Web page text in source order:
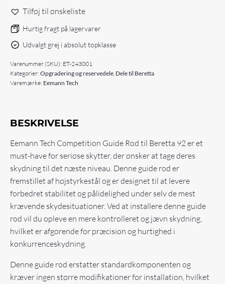
Guide
Rod
for
Beretta
92
Tilføj til ønskeliste
Hurtig fragt på lagervarer
Udvalgt grej i absolut topklasse
Varenummer (SKU): ET-243001
Kategorier: Opgradering og reservedele, Dele til Beretta
Varemærke: Eemann Tech
BESKRIVELSE
Eemann Tech Competition Guide Rod til Beretta 92 er et
must-have for seriøse skytter, der ønsker at tage deres
skydning til det næste niveau. Denne guide rod er
fremstillet af højstyrkestål og er designet til at levere
forbedret stabilitet og pålidelighed under selv de mest
krævende skydesituationer. Ved at installere denne guide
rod vil du opleve en mere kontrolleret og jævn skydning,
hvilket er afgørende for præcision og hurtighed i
konkurrenceskydning.
Denne guide rod erstatter standardkomponenten og
kræver ingen større modifikationer for installation, hvilket